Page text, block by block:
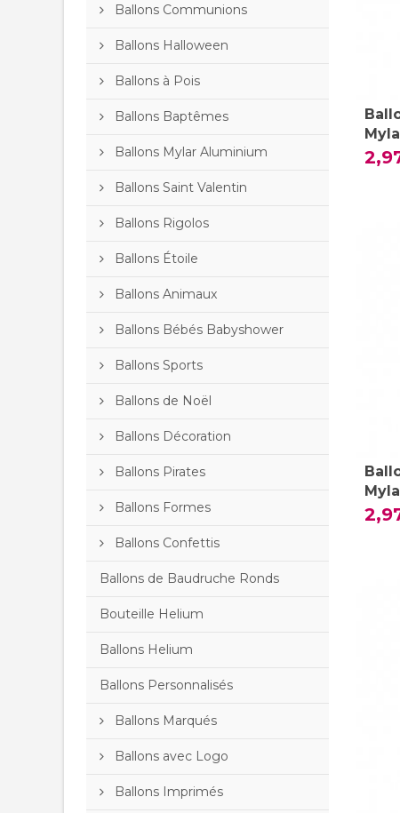
Ballons Communions
Ballons Halloween
Ballons à Pois
Ballons Baptêmes
Ballons Mylar Aluminium
Ballons Saint Valentin
Ballons Rigolos
Ballons Étoile
Ballons Animaux
Ballons Bébés Babyshower
Ballons Sports
Ballons de Noël
Ballons Décoration
Ballons Pirates
Ballons Formes
Ballons Confettis
Ballons de Baudruche Ronds
Bouteille Helium
Ballons Helium
Ballons Personnalisés
Ballons Marqués
Ballons avec Logo
Ballons Imprimés